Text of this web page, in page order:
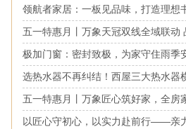
领航者家居：一板见品味，打造理想
五一特惠月丨万象天冠双线全域联动
极加门窗：密封致极，为家守住雨季
选热水器不再纠结！西屋三大热水器
五一特惠月丨万象匠心筑好家，全房
以匠心守初心，以实力赴前行——亲